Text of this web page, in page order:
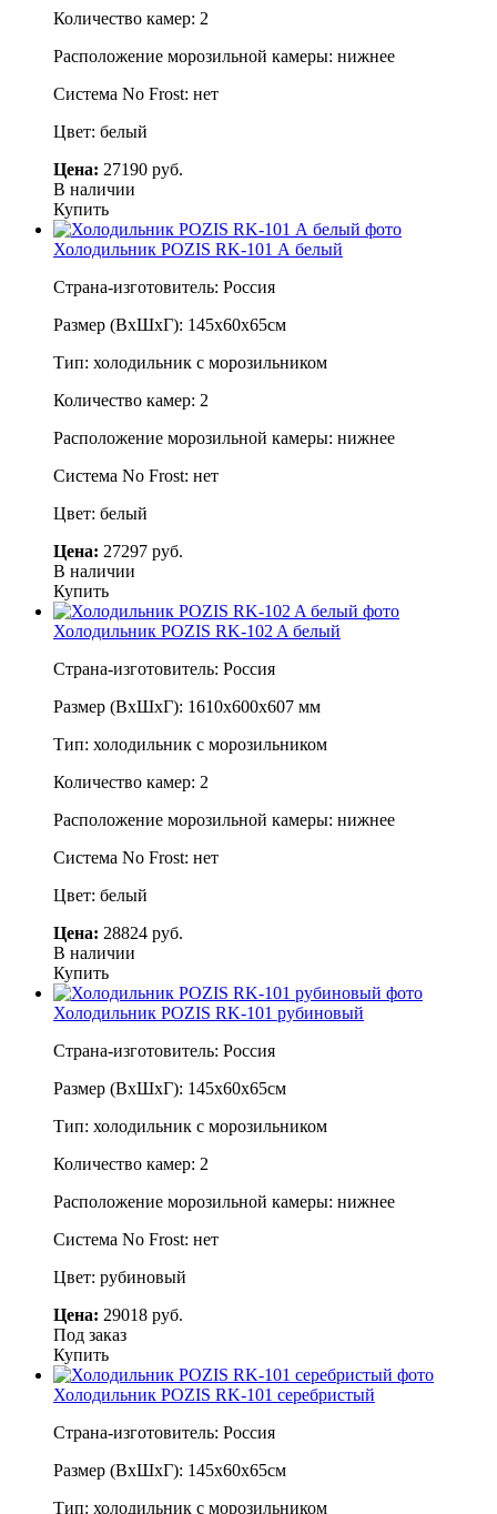
Количество камер: 2
Расположение морозильной камеры: нижнее
Система No Frost: нет
Цвет: белый
Цена: 27190 руб.
В наличии
Купить
Холодильник POZIS RK-101 А белый
Страна-изготовитель: Россия
Размер (ВхШхГ): 145х60х65см
Тип: холодильник с морозильником
Количество камер: 2
Расположение морозильной камеры: нижнее
Система No Frost: нет
Цвет: белый
Цена: 27297 руб.
В наличии
Купить
Холодильник POZIS RK-102 A белый
Страна-изготовитель: Россия
Размер (ВхШхГ): 1610х600х607 мм
Тип: холодильник с морозильником
Количество камер: 2
Расположение морозильной камеры: нижнее
Система No Frost: нет
Цвет: белый
Цена: 28824 руб.
В наличии
Купить
Холодильник POZIS RK-101 рубиновый
Страна-изготовитель: Россия
Размер (ВхШхГ): 145х60х65см
Тип: холодильник с морозильником
Количество камер: 2
Расположение морозильной камеры: нижнее
Система No Frost: нет
Цвет: рубиновый
Цена: 29018 руб.
Под заказ
Купить
Холодильник POZIS RK-101 серебристый
Страна-изготовитель: Россия
Размер (ВхШхГ): 145х60х65см
Тип: холодильник с морозильником